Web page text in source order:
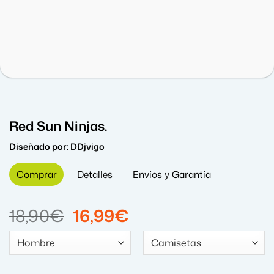
Red Sun Ninjas.
Diseñado por:DDjvigo
Comprar Detalles Envíos y Garantía
18,90€ El
precio
original
16,99€
precio
actual